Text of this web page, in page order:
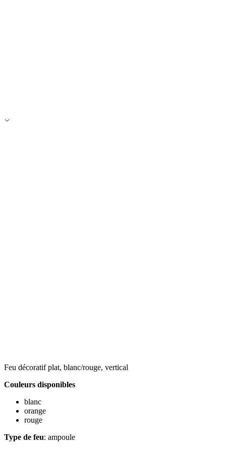
Feu décoratif plat, blanc/rouge, vertical
Couleurs disponibles
blanc
orange
rouge
Type de feu: ampoule